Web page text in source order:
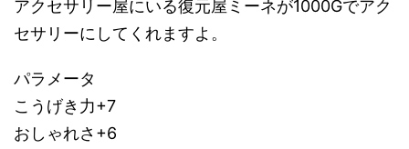
アクセサリー屋にいる復元屋ミーネが1000Gでアク
セサリーにしてくれますよ。
パラメータ
こうげき力+7
おしゃれさ+6